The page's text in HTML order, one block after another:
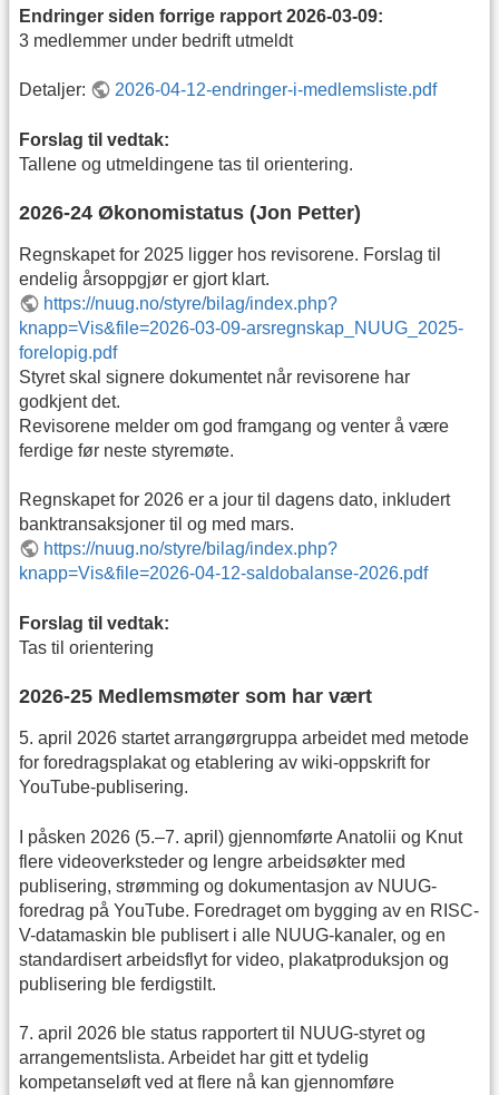
Endringer siden forrige rapport 2026-03-09:
3 medlemmer under bedrift utmeldt
Detaljer: 2026-04-12-endringer-i-medlemsliste.pdf
Forslag til vedtak:
Tallene og utmeldingene tas til orientering.
2026-24 Økonomistatus (Jon Petter)
Regnskapet for 2025 ligger hos revisorene. Forslag til
endelig årsoppgjør er gjort klart.
https://nuug.no/styre/bilag/index.php?
knapp=Vis&file=2026-03-09-arsregnskap_NUUG_2025-
forelopig.pdf
Styret skal signere dokumentet når revisorene har
godkjent det.
Revisorene melder om god framgang og venter å være
ferdige før neste styremøte.
Regnskapet for 2026 er a jour til dagens dato, inkludert
banktransaksjoner til og med mars.
https://nuug.no/styre/bilag/index.php?
knapp=Vis&file=2026-04-12-saldobalanse-2026.pdf
Forslag til vedtak:
Tas til orientering
2026-25 Medlemsmøter som har vært
5. april 2026 startet arrangørgruppa arbeidet med metode
for foredragsplakat og etablering av wiki-oppskrift for
YouTube-publisering.
I påsken 2026 (5.–7. april) gjennomførte Anatolii og Knut
flere videoverksteder og lengre arbeidsøkter med
publisering, strømming og dokumentasjon av NUUG-
foredrag på YouTube. Foredraget om bygging av en RISC-
V-datamaskin ble publisert i alle NUUG-kanaler, og en
standardisert arbeidsflyt for video, plakatproduksjon og
publisering ble ferdigstilt.
7. april 2026 ble status rapportert til NUUG-styret og
arrangementslista. Arbeidet har gitt et tydelig
kompetanseløft ved at flere nå kan gjennomføre